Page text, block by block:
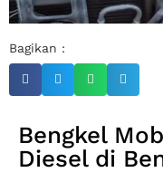
Bagikan :
Bengkel
Diesel di